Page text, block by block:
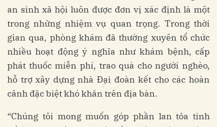
an sinh xã hội luôn được đơn vị xác định là một
trong những nhiệm vụ quan trọng. Trong thời
gian qua, phòng khám đã thường xuyên tổ chức
nhiều hoạt động ý nghĩa như khám bệnh, cấp
phát thuốc miễn phí, trao quà cho người nghèo,
hỗ trợ xây dựng nhà Đại đoàn kết cho các hoàn
cảnh đặc biệt khó khăn trên địa bàn.
“Chúng tôi mong muốn góp phần lan tỏa tinh